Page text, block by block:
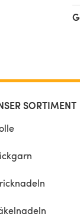
SORTIMENT